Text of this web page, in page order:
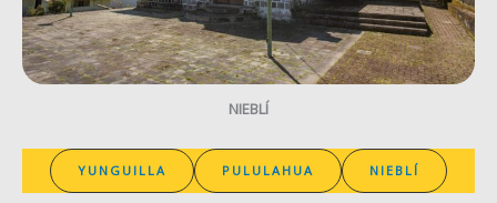
NIEBLÍ
YUNGUILLA PULULAHUA NIEBLÍ